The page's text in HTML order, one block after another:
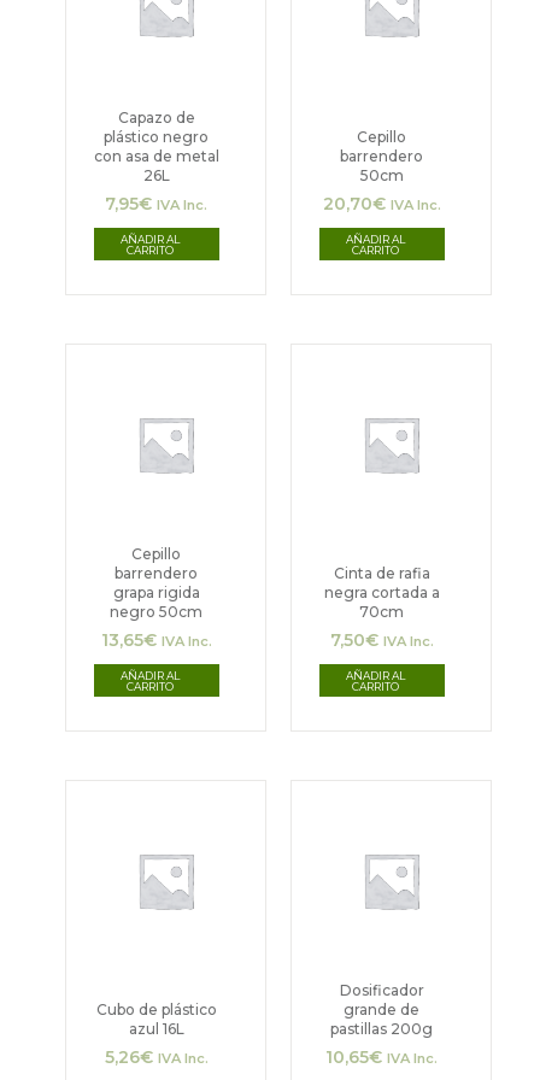
producto
Capazo de
plástico negro
con asa de metal
26L
7,95€ IVA Inc.
AÑADIR AL
CARRITO
Cepillo
barrendero
50cm
20,70€ IVA Inc.
AÑADIR AL
CARRITO
Cepillo
barrendero
grapa rigida
negro 50cm
13,65€ IVA Inc.
AÑADIR AL
CARRITO
Cinta de rafia
negra cortada a
70cm
7,50€ IVA Inc.
AÑADIR AL
CARRITO
Cubo de plástico
azul 16L
5,26€ IVA Inc.
Dosificador
grande de
pastillas 200g
10,65€ IVA Inc.